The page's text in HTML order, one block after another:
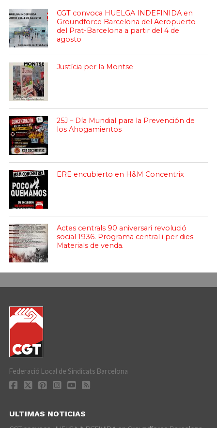
CGT convoca HUELGA INDEFINIDA en
Groundforce Barcelona del Aeropuerto
del Prat-Barcelona a partir del 4 de
agosto
Justícia per la Montse
25J – Día Mundial para la Prevención de
los Ahogamientos
ERE encubierto en H&M Concentrix
Actes centrals 90 aniversari revolució
social 1936. Programa central i per dies.
Materials de venda.
Federació Local de Sindicats Barcelona
ULTIMAS NOTICIAS